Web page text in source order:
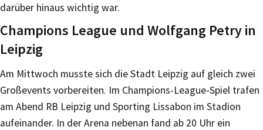
darüber hinaus wichtig war.
Champions League und Wolfgang Petry in
Leipzig
Am Mittwoch musste sich die Stadt Leipzig auf gleich zwei
Großevents vorbereiten. Im Champions-League-Spiel trafen
am Abend RB Leipzig und Sporting Lissabon im Stadion
aufeinander. In der Arena nebenan fand ab 20 Uhr ein